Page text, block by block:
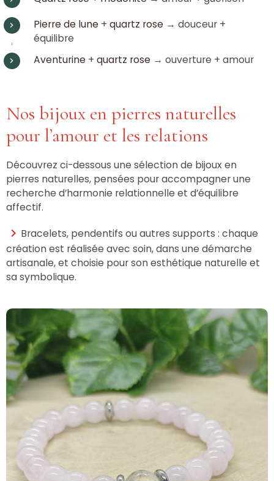
Pierre de lune + quartz rose → douceur +
équilibre
Aventurine + quartz rose → ouverture + amour
Nos bijoux en pierres naturelles
pour l’amour et les relations
Découvrez ci-dessous une sélection de bijoux en
pierres naturelles, pensées pour accompagner une
recherche d’harmonie relationnelle et d’équilibre
affectif.
Bracelets, pendentifs ou autres supports : chaque
création est réalisée avec soin, dans une démarche
artisanale, et choisie pour son esthétique naturelle et
sa symbolique.